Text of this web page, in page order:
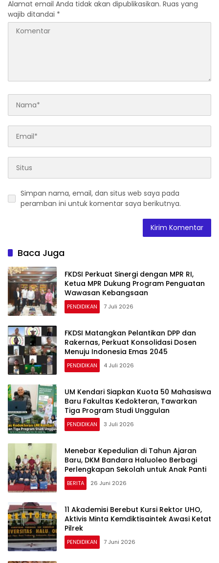
Alamat email Anda tidak akan dipublikasikan. Ruas yang
wajib ditandai *
Simpan nama, email, dan situs web saya pada
peramban ini untuk komentar saya berikutnya.
Baca Juga
FKDSI Perkuat Sinergi dengan MPR RI,
Ketua MPR Dukung Program Penguatan
Wawasan Kebangsaan
PENDIDIKAN 7 Juli 2026
FKDSI Matangkan Pelantikan DPP dan
Rakernas, Perkuat Konsolidasi Dosen
Menuju Indonesia Emas 2045
PENDIDIKAN 4 Juli 2026
UM Kendari Siapkan Kuota 50 Mahasiswa
Baru Fakultas Kedokteran, Tawarkan
Tiga Program Studi Unggulan
PENDIDIKAN 3 Juli 2026
Menebar Kepedulian di Tahun Ajaran
Baru, DKM Bandara Haluoleo Berbagi
Perlengkapan Sekolah untuk Anak Panti
BERITA 26 Juni 2026
11 Akademisi Berebut Kursi Rektor UHO,
Aktivis Minta Kemdiktisaintek Awasi Ketat
Pilrek
PENDIDIKAN 7 Juni 2026